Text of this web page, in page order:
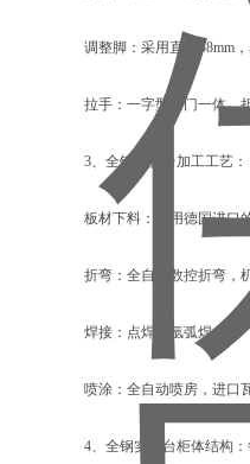
调整脚：采用直径φ8mm
拉手：一字型与门一体，
3、全钢实验台加工工艺：
板材下料：采用德国进口
折弯：全自动数控折弯，
焊接：点焊和氩弧焊。
喷涂：全自动喷房，进口
4、全钢实验台柜体结构